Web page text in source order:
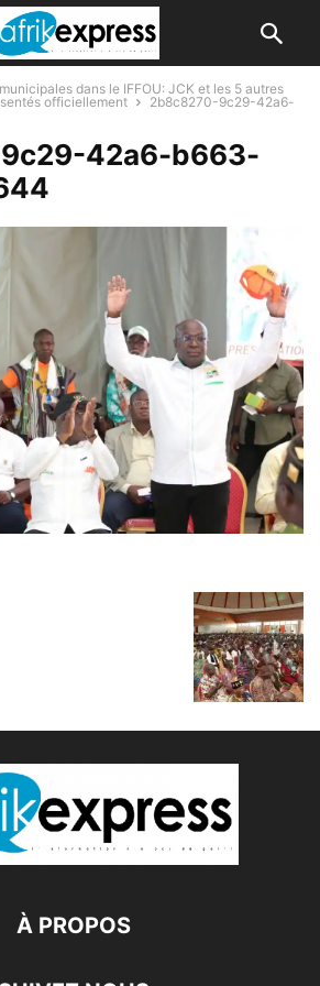
dans le IFFOU: JCK et les 5 autres
officiellement
2b8c8270-9c29-42a6-
42a6-b663-
À PROPOS